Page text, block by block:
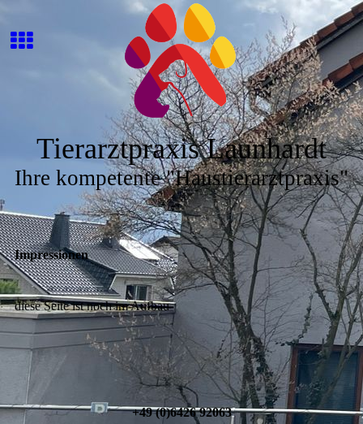
Tierarztpraxis Launhardt
Ihre kompetente "Haustierarztpraxis"
Impressionen
diese Seite ist noch im Aufbau
+49 (0)6426 92063